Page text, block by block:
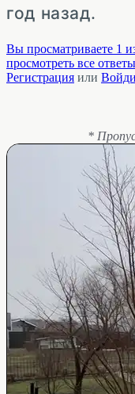
год назад.
Вы просматриваете 1
просмотреть все
Регистрация или
*